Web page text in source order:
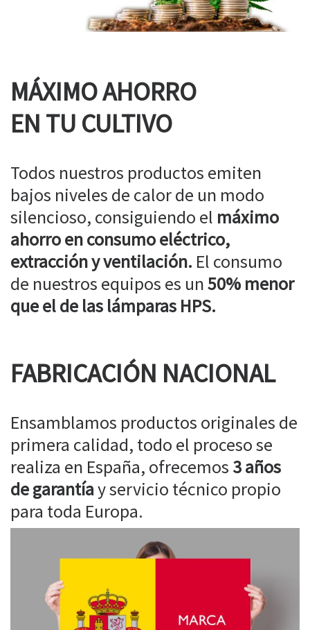
MÁXIMO AHORRO
EN TU CULTIVO
Todos nuestros productos emiten
bajos niveles de calor de un modo
silencioso, consiguiendo el máximo
ahorro en consumo eléctrico,
extracción y ventilación. El consumo
de nuestros equipos es un50% menor
que el de las lámparas HPS.
FABRICACIÓN NACIONAL
Ensamblamos productos originales de
primera calidad, todo el proceso se
realiza en España, ofrecemos 3 años
de garantíay servicio técnico propio
para toda Europa.